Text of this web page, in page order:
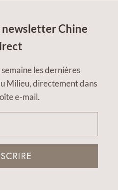
Chine
les dernières
Milieu, directement dans
e-mail.